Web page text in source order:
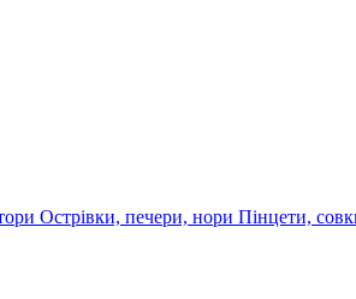
Острівки, печери, нори Пінцети,